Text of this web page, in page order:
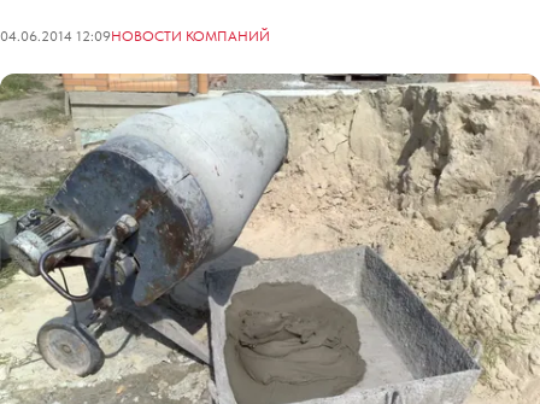
04.06.2014 12:09НОВОСТИ КОМПАНИЙ